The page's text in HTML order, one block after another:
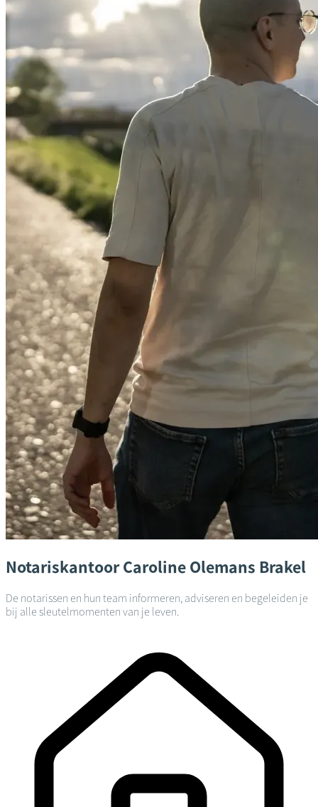
NotariskantoorCaroline Olemans Brakel
De notarissen en hun team informeren, adviseren en begeleiden je
bij alle sleutelmomenten van je leven.